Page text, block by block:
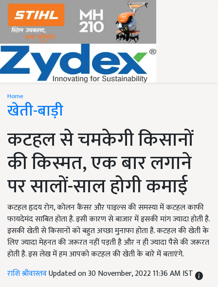
Home
खेती-बाड़ी
कटहल से चमकेगी किसानों
की किस्मत, एक बार लगाने
पर सालों-साल होगी कमाई
कटहल हृदय रोग, कोलन कैंसर और पाइल्स की समस्या में कटहल काफी
फायदेमंद साबित होता है. इसी कारण से बाजार में इसकी मांग ज्यादा होती है.
इसकी खेती से किसानों को बहुत अच्छा मुनाफा होता है. कटहल की खेती के
लिए ज्यादा मेहनत की जरूरत नहीं पड़ती है और न ही ज्यादा पैसे की जरूरत
होती है. इस लेख में हम आपको कटहल की खेती के बारे में बताएंगे.
राशि श्रीवास्तवUpdated on 30 November, 2022 11:36 AM IST